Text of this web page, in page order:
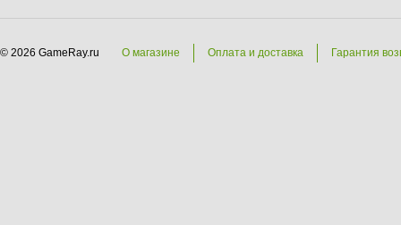
© 2026 GameRay.ru О магазине Оплата и доставка Гарантия